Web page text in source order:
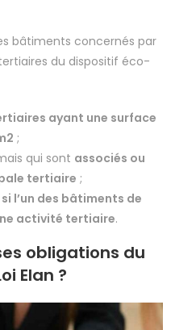
bâtiments concernés par
du dispositif éco-
ayant une surface
;
qui sont associés ou
tertiaire ;
si l’un des bâtiments de
activité tertiaire.
obligations du
Elan ?